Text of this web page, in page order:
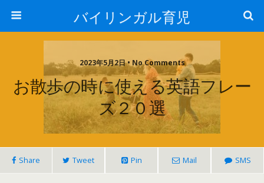
バイリンガル育児
2023年5月2日 • No Comments
お散歩の時に使える英語フレー
ズ２０選
Share Tweet Pin Mail SMS